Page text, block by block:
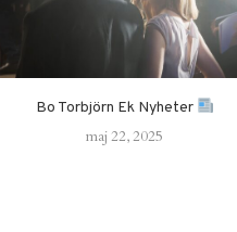
Bo Torbjörn Ek Nyheter
maj 22, 2025